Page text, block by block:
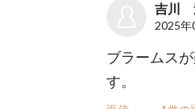
吉川
2025
ブラームス
す。